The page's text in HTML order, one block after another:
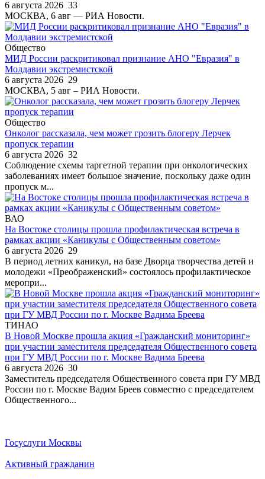
6 августа 2026 33
МОСКВА, 6 авг — РИА Новости.
Общество
МИД России раскритиковал признание АНО "Евразия" в
Молдавии экстремистской
6 августа 2026 29
МОСКВА, 5 авг – РИА Новости.
Общество
Онколог рассказала, чем может грозить блогеру Лерчек
пропуск терапии
6 августа 2026 32
Соблюдение схемы таргетной терапии при онкологических
заболеваниях имеет большое значение, поскольку даже один
пропуск м...
ВАО
На Востоке столицы прошла профилактическая встреча в
рамках акции «Каникулы с Общественным советом»
6 августа 2026 29
В период летних каникул, на базе Дворца творчества детей и
молодежи «Преображенский» состоялось профилактическое
меропри...
ТИНАО
В Новой Москве прошла акция «Гражданский мониторинг»
при участии заместителя председателя Общественного совета
при ГУ МВД России по г. Москве Вадима Бреева
6 августа 2026 30
Заместитель председателя Общественного совета при ГУ МВД
России по г. Москве Вадим Бреев совместно с председателем
Общественного...
Госуслуги Москвы
Активный гражданин